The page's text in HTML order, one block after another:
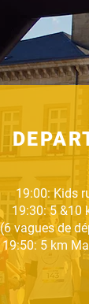
19:00: Kids
19:30: 5 &10
(6 vagues de
19:50: 5 km